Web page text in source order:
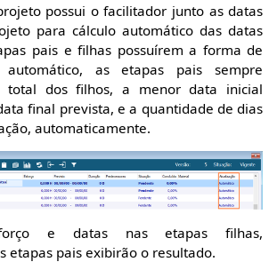
possui o facilitador junto as datas
para cálculo automático das datas
pais e filhas possuírem a forma de
automático, as etapas pais sempre
total dos filhos, a menor data inicial
final prevista, e a quantidade de dias
automaticamente.
e datas nas etapas filhas,
etapas pais exibirão o resultado.